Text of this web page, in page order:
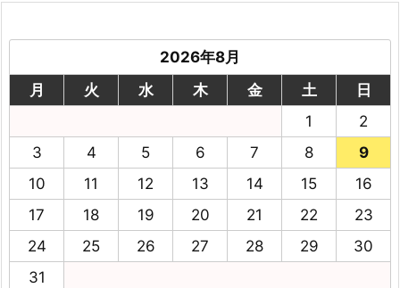
2026年8月
月
火 水 木 金 土
日
1
2
3
4 5 6 7 8
9
10
11 12 13 14 15
16
17
18 19 20 21 22
23
24
25 26 27 28 29
30
31